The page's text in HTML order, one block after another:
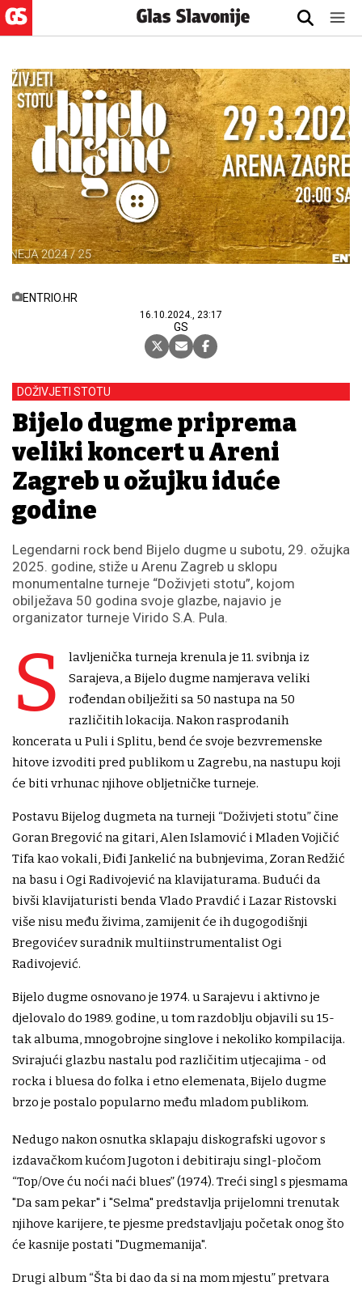
ENTRIO.HR
16.10.2024., 23:17
GS
DOŽIVJETI STOTU
Bijelo dugme priprema
veliki koncert u Areni
Zagreb u ožujku iduće
godine
Legendarni rock bend Bijelo dugme u subotu, 29. ožujka
2025. godine, stiže u Arenu Zagreb u sklopu
monumentalne turneje “Doživjeti stotu”, kojom
obilježava 50 godina svoje glazbe, najavio je
organizator turneje Virido S.A. Pula.
S
lavljenička turneja krenula je 11. svibnja iz
Sarajeva, a Bijelo dugme namjerava veliki
rođendan obilježiti sa 50 nastupa na 50
različitih lokacija. Nakon rasprodanih
koncerata u Puli i Splitu, bend će svoje bezvremenske
hitove izvoditi pred publikom u Zagrebu, na nastupu koji
će biti vrhunac njihove obljetničke turneje.
Postavu Bijelog dugmeta na turneji “Doživjeti stotu” čine
Goran Bregović na gitari, Alen Islamović i Mladen Vojičić
Tifa kao vokali, Điđi Jankelić na bubnjevima, Zoran Redžić
na basu i Ogi Radivojević na klavijaturama. Budući da
bivši klavijaturisti benda Vlado Pravdić i Lazar Ristovski
više nisu među živima, zamijenit će ih dugogodišnji
Bregovićev suradnik multiinstrumentalist Ogi
Radivojević.
Bijelo dugme osnovano je 1974. u Sarajevu i aktivno je
djelovalo do 1989. godine, u tom razdoblju objavili su 15-
tak albuma, mnogobrojne singlove i nekoliko kompilacija.
Svirajući glazbu nastalu pod različitim utjecajima - od
rocka i bluesa do folka i etno elemenata, Bijelo dugme
brzo je postalo popularno među mladom publikom.
Nedugo nakon osnutka sklapaju diskografski ugovor s
izdavačkom kućom Jugoton i debitiraju singl-pločom
“Top/Ove ću noći naći blues” (1974). Treći singl s pjesmama
"Da sam pekar" i "Selma" predstavlja prijelomni trenutak
njihove karijere, te pjesme predstavljaju početak onog što
će kasnije postati "Dugmemanija".
Drugi album “Šta bi dao da si na mom mjestu” pretvara